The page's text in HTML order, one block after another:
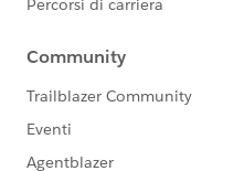
http://
statements/default.aspx
https://
m-agreement